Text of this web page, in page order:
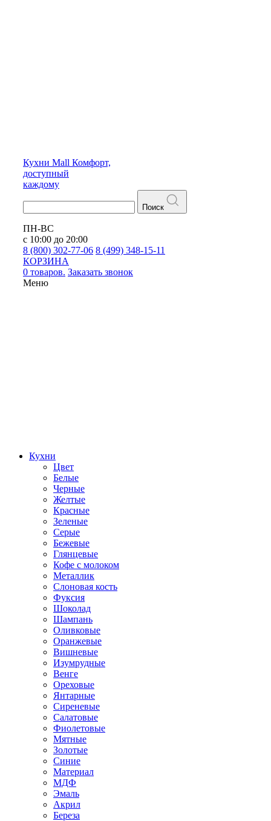
Кухни Mall Комфорт,
доступный
каждому
Поиск
ПН-ВС
с 10:00 до 20:00
8 (800) 302-77-06 8 (499) 348-15-11
КОРЗИНА
0 товаров. Заказать звонок
Меню
Кухни
Цвет
Белые
Черные
Желтые
Красные
Зеленые
Серые
Бежевые
Глянцевые
Кофе с молоком
Металлик
Слоновая кость
Фуксия
Шоколад
Шампань
Оливковые
Оранжевые
Вишневые
Изумрудные
Венге
Ореховые
Янтарные
Сиреневые
Салатовые
Фиолетовые
Мятные
Золотые
Синие
Материал
МДФ
Эмаль
Акрил
Береза